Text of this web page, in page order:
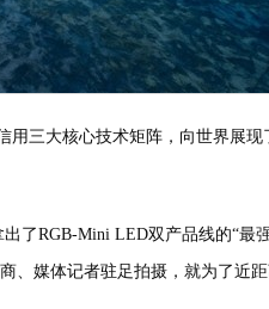
用三大核心技术矩阵，向世界展现
了RGB-Mini LED双产品线的“最
媒体记者驻足拍摄，就为了近